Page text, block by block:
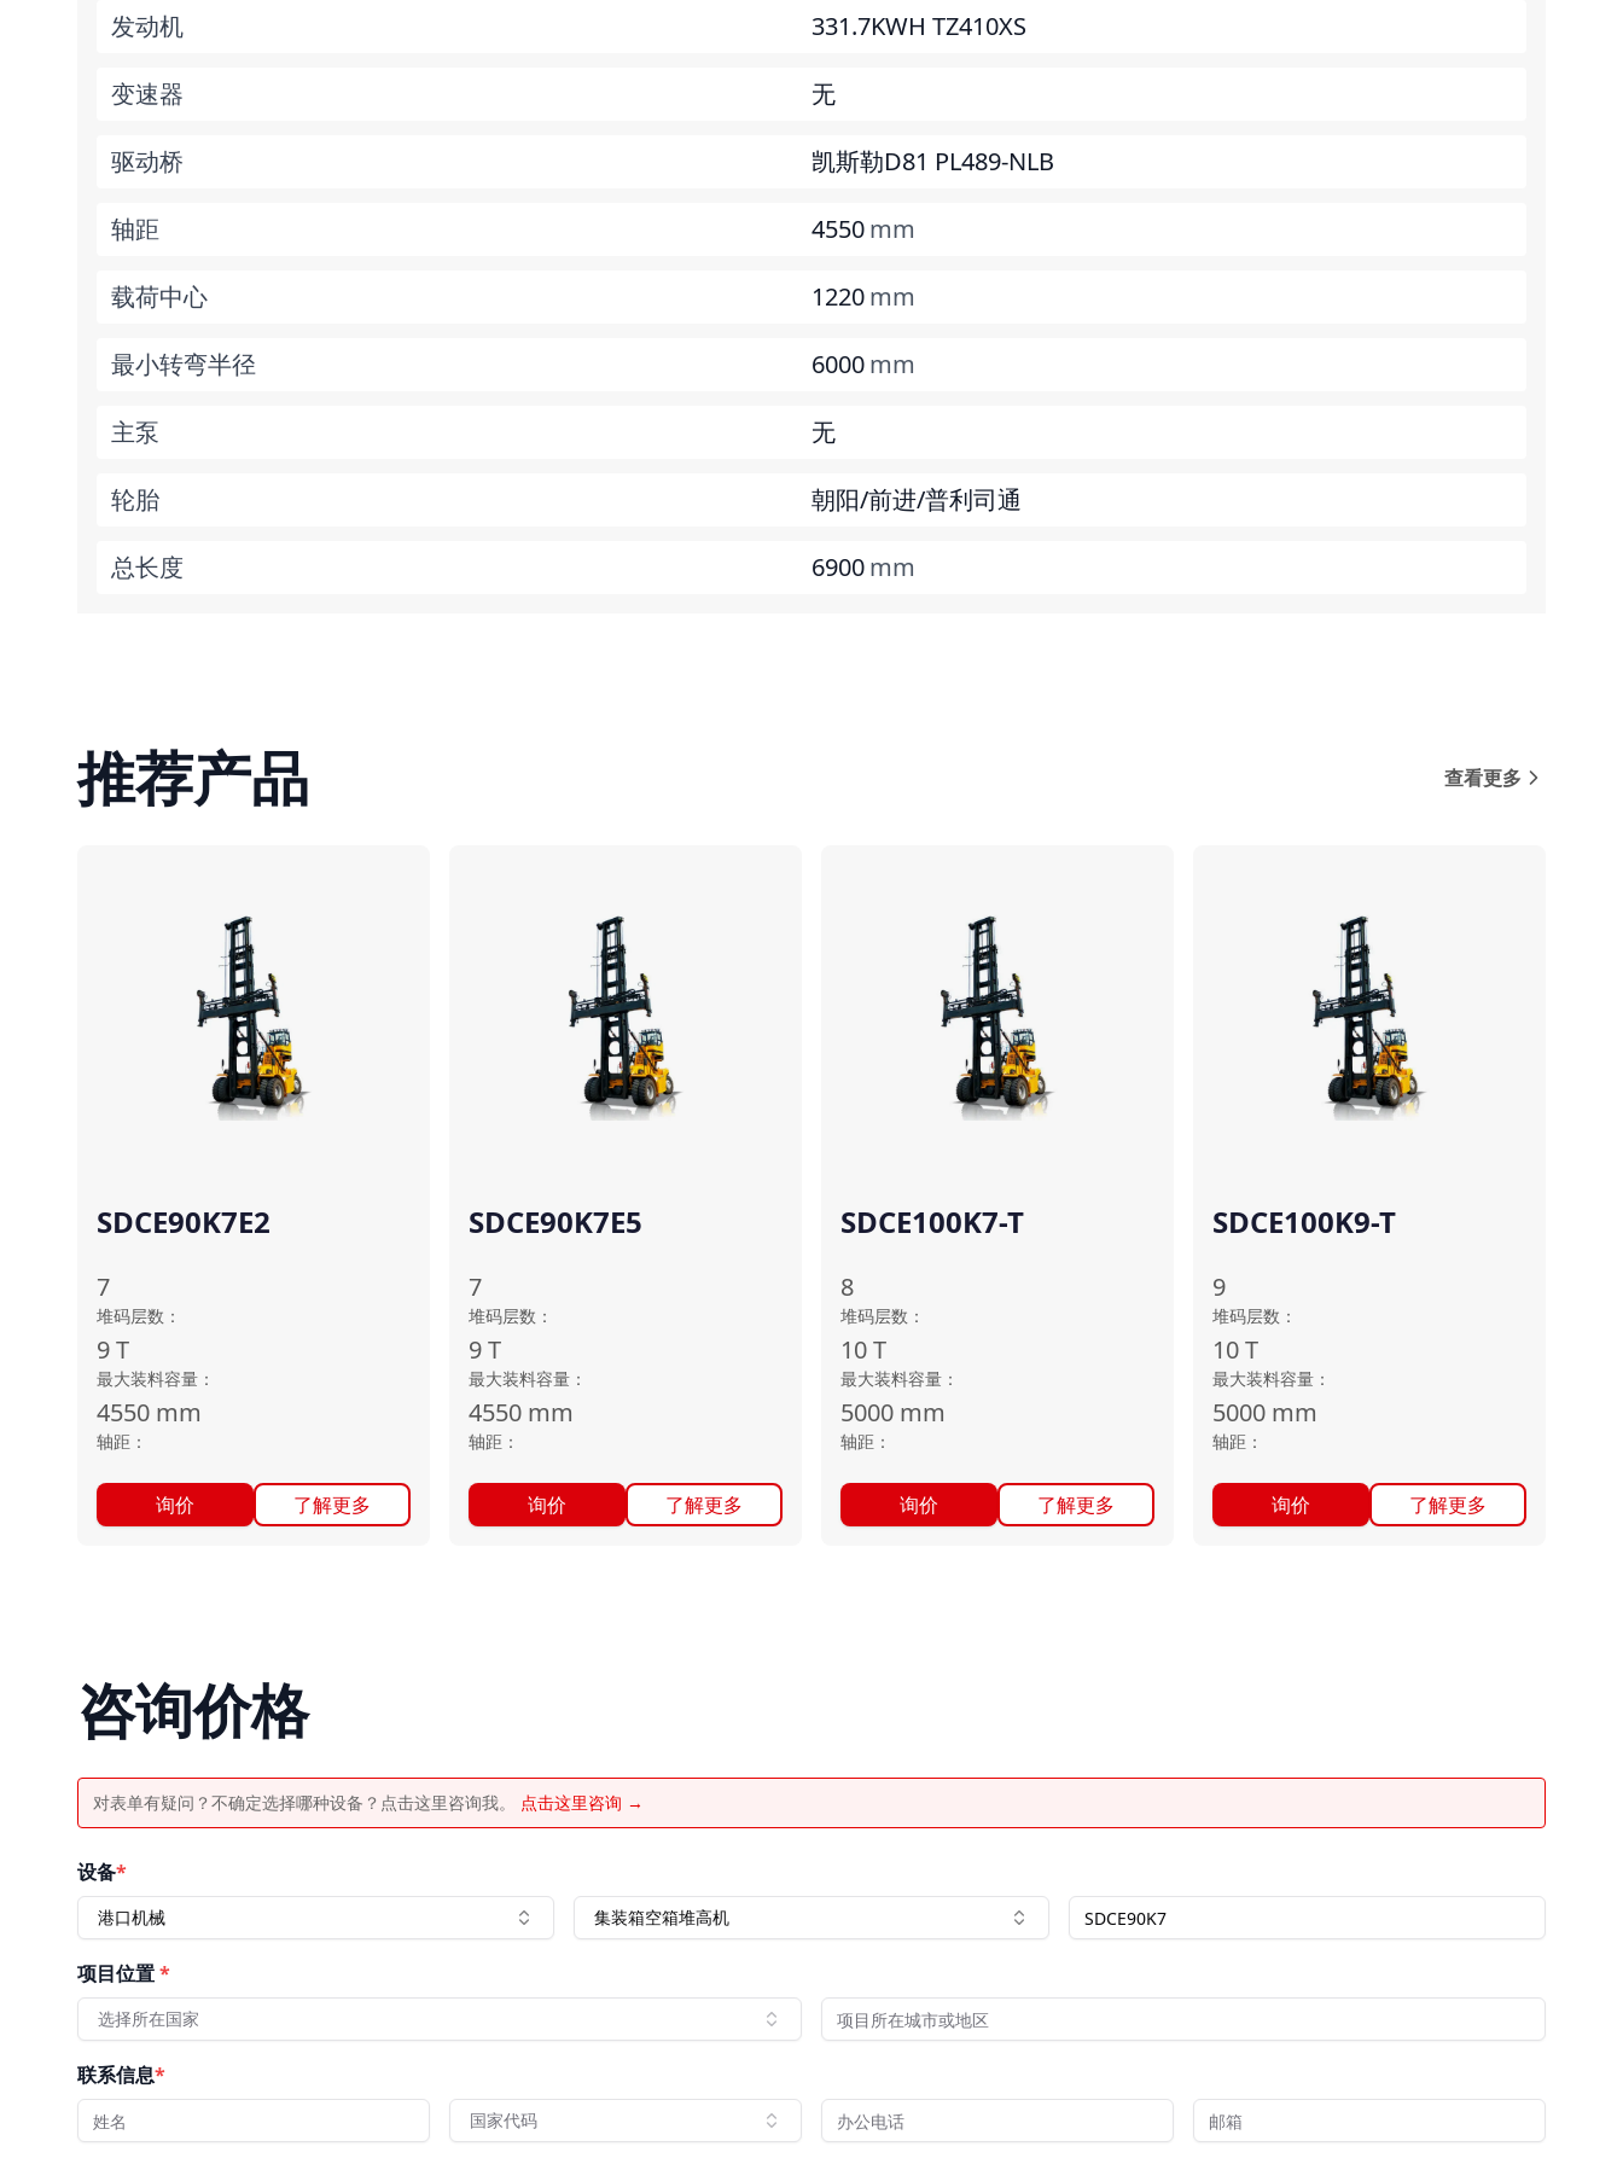
发动机 331.7KWH TZ410XS
变速器 无
驱动桥 凯斯勒D81 PL489-NLB
轴距 4550mm
载荷中心 1220mm
最小转弯半径 6000mm
主泵 无
轮胎 朝阳/前进/普利司通
总长度 6900mm
推荐产品 查看更多
SDCE90K7E2
7
堆码层数 ：
9T
最大装料容量 ：
4550 mm
轴距 ：
询价 了解更多
SDCE90K7E5
7
堆码层数 ：
9T
最大装料容量 ：
4550 mm
轴距 ：
询价 了解更多
SDCE100K7-T
8
堆码层数 ：
10T
最大装料容量 ：
5000 mm
轴距 ：
询价 了解更多
SDCE100K9-T
9
堆码层数 ：
10T
最大装料容量 ：
5000 mm
轴距 ：
询价 了解更多
咨询价格
对表单有疑问？不确定选择哪种设备？点击这里咨询我。 点击这里咨询 →
设备*
港口机械 集装箱空箱堆高机
项目位置*
选择所在国家
联系信息*
国家代码